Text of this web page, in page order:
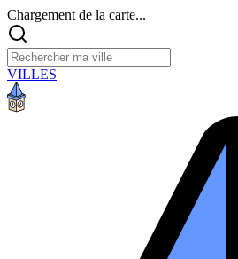
Chargement de la carte...
VILLES